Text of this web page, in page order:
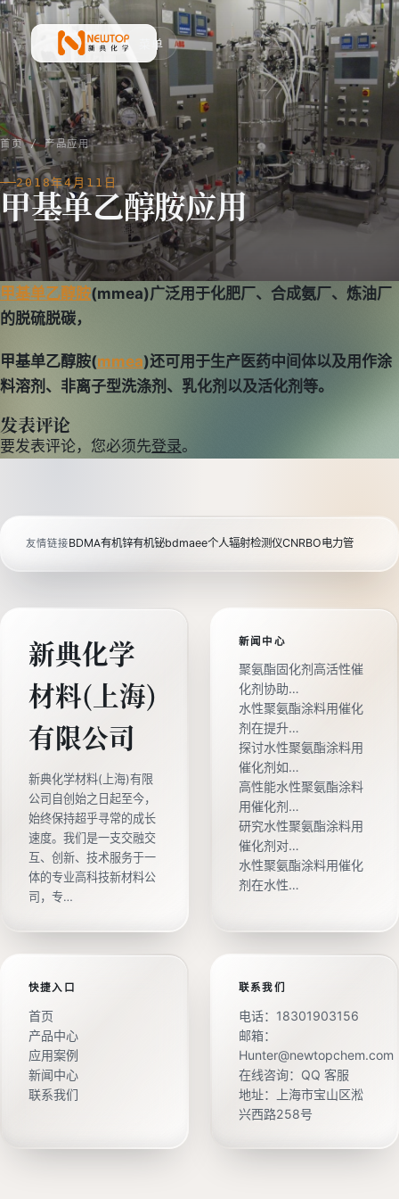
新典化学材料(上海)有限公司
菜单
首页/产品应用
2018年4月11日
甲基单乙醇胺应用
甲基单乙醇胺(mmea)广泛用于化肥厂、合成氨厂、炼油厂
的脱硫脱碳，
甲基单乙醇胺(mmea)还可用于生产医药中间体以及用作涂
料溶剂、非离子型洗涤剂、乳化剂以及活化剂等。
发表评论
要发表评论，您必须先登录。
友情链接BDMA有机锌有机铋bdmaee个人辐射检测仪CNRBO电力管
新典化学
材料(上海)
有限公司
新典化学材料(上海)有限
公司自创始之日起至今，
始终保持超乎寻常的成长
速度。我们是一支交融交
互、创新、技术服务于一
体的专业高科技新材料公
司，专…
新闻中心
聚氨酯固化剂高活性催
化剂协助…
水性聚氨酯涂料用催化
剂在提升…
探讨水性聚氨酯涂料用
催化剂如…
高性能水性聚氨酯涂料
用催化剂…
研究水性聚氨酯涂料用
催化剂对…
水性聚氨酯涂料用催化
剂在水性…
快捷入口
首页
产品中心
应用案例
新闻中心
联系我们
联系我们
电话： 18301903156
邮箱：
Hunter@newtopchem.com
在线咨询： QQ 客服
地址：上海市宝山区淞
兴西路258号